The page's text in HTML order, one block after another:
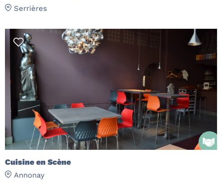
Serrières
Cuisine en Scène
Annonay